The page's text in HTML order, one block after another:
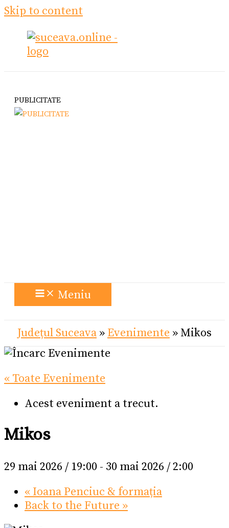
Skip to content
PUBLICITATE
Meniu
Județul Suceava » Evenimente » Mikos
« Toate Evenimente
Acest eveniment a trecut.
Mikos
29 mai 2026 / 19:00 - 30 mai 2026 / 2:00
« Ioana Penciuc & formația
Back to the Future »